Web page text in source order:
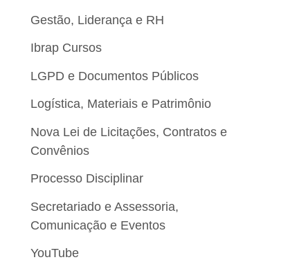
Gestão, Liderança e RH
Ibrap Cursos
LGPD e Documentos Públicos
Logística, Materiais e Patrimônio
Nova Lei de Licitações, Contratos e
Convênios
Processo Disciplinar
Secretariado e Assessoria,
Comunicação e Eventos
YouTube